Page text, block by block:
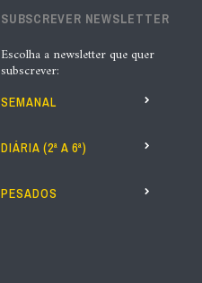
SUBSCREVER NEWSLETTER
Escolha a newsletter que quer
subscrever:
SEMANAL
DIÁRIA (2ª A 6ª)
PESADOS